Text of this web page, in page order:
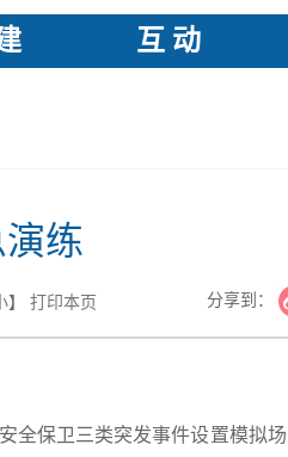
互 动
练
】 打印本页 分享到：
全保卫三类突发事件设置模拟